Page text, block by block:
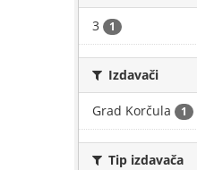
3 1
Izdavači
Grad Korčula 1
Tip izdavača